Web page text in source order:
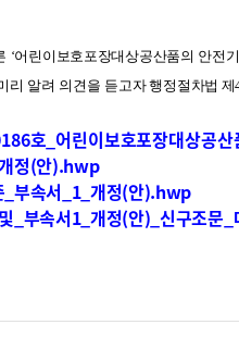
어린이보호포장대상공산품의 안전
리 알려 의견을 듣고자 행정절차법
호_어린이보호포장대상공
정(안).hwp
_부속서_1_개정(안).hwp
_부속서1_개정(안)_신구조문